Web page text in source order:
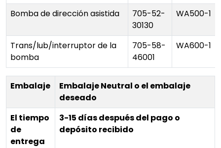
Bomba de dirección asistida
705-52-
30130
WA500-1
Trans/lub/interruptor de la
bomba
705-58-
46001
WA600-1
Embalaje
Embalaje Neutral o el embalaje
deseado
El tiempo
de
entrega
3-15 días después del pago o
depósito recibido